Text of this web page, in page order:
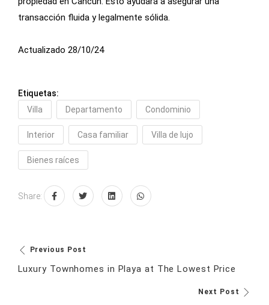
transacción fluida y legalmente sólida.
Actualizado 28/10/24
Etiquetas:
Villa
Departamento Condominio
Interior Casa familiar Villa de lujo
Bienes raíces
Share:
Previous Post
Luxury Townhomes in Playa at The Lowest Price
Next Post